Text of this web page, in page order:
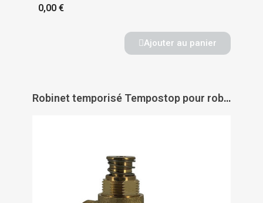
0,00 €
Ajouter au panier
Robinet temporisé Tempostop pour robinetterie encastrée - DELABIE